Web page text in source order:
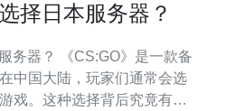
择日本服务器？
》是一款备
中国大陆，玩家们通常会选
戏。这种选择背后究竟有着